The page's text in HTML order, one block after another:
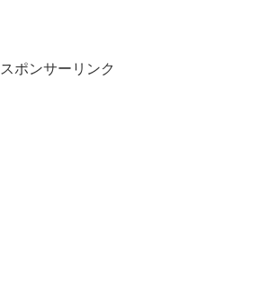
スポンサーリンク